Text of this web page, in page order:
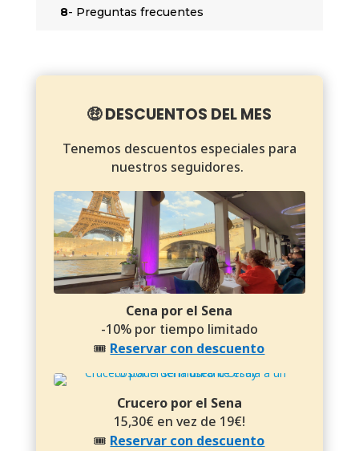
8- Preguntas frecuentes
🤑 DESCUENTOS DEL MES
Tenemos descuentos especiales para
nuestros seguidores.
Cena por el Sena
-10% por tiempo limitado
🎟️ Reservar con descuento
Crucero por el Sena
15,30€ en vez de 19€!
🎟️ Reservar con descuento